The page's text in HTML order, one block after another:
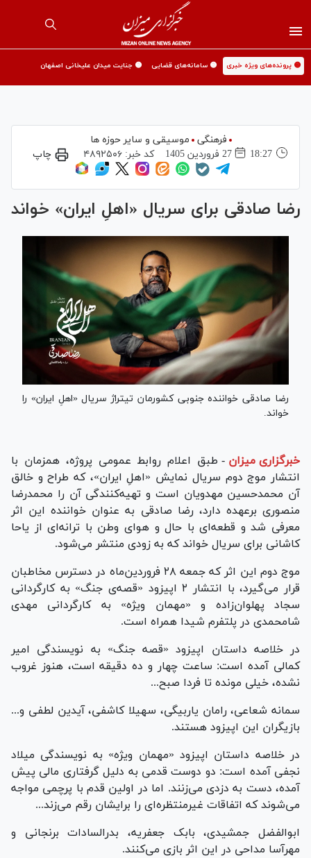
🟡 پرونده‌های ویژه خبری 🟡 سامانه‌های قضایی 🟡 جنایت میدان علیخانی اصفهان
فرهنگی
موسیقی و سایر حوزه ها
18:27
27 فروردين 1405 کد خبر:۴۸۹۲۵۰۶ چاپ
رضا صادقی برای سریال «اهلِ ایران» خواند
رضا صادقی خواننده جنوبی کشورمان تیتراژ سریال «اهلِ ایران» را
خواند.
خبرگزاری میزان - طبق اعلام روابط عمومی پروژه، همزمان با
انتشار موج دوم سریال نمایش «اهلِ ایران»، که طراح و خالق
آن محمدحسین مهدویان است و تهیه‌کنندگی آن را محمدرضا
منصوری برعهده دارد، رضا صادقی به عنوان خواننده این اثر
معرفی شد و قطعه‌ای با حال و هوای وطن با ترانه‌ای از یاحا
کاشانی برای سریال خواند که به زودی منتشر می‌شود.
موج دوم این اثر که جمعه ۲۸ فروردین‌ماه در دسترس مخاطبان
قرار می‌گیرد، با انتشار ۲ اپیزود «قصه‌ی جنگ» به کارگردانی
سجاد پهلوان‌زاده و «مهمان ویژه» به کارگردانی مهدی
شامحمدی در پلتفرم شیدا همراه است.
در خلاصه داستان اپیزود «قصه جنگ» به نویسندگی امیر
کمالی آمده است: ساعت چهار و ده دقیقه است، هنوز غروب
نشده، خیلی مونده تا فردا صبح...
سمانه شعاعی، رامان یاربیگی، سهیلا کاشفی، آیدین لطفی و...
بازیگران این اپیزود هستند.
در خلاصه داستان اپیزود «مهمان ویژه» به نویسندگی میلاد
نجفی آمده است: دو دوست قدمی به دلیل گرفتاری مالی پیش
آمده، دست به دزدی می‌زنند. اما در اولین قدم با پرچمی مواجه
می‌شوند که اتفاقات غیرمنتظره‌ای را برایشان رقم می‌زند...
ابوالفضل جمشیدی، بابک جعفریه، بدرالسادات برنجانی و
مهرآسا مداحی در این اثر بازی می‌کنند.